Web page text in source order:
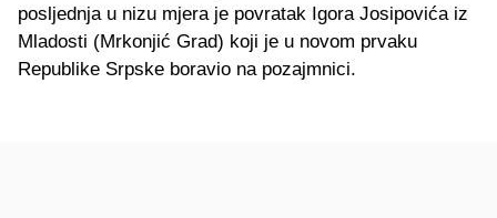
posljednja u nizu mjera je povratak Igora Josipovića iz
Mladosti (Mrkonjić Grad) koji je u novom prvaku
Republike Srpske boravio na pozajmnici.